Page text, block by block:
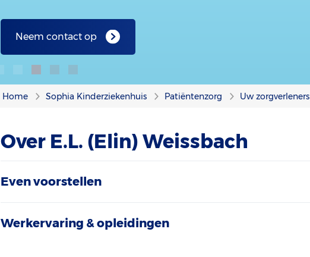
Neem contact op
Home Sophia Kinderziekenhuis Patiëntenzorg Uw zorgverleners
Over E.L. (Elin) Weissbach
Even voorstellen
Werkervaring & opleidingen